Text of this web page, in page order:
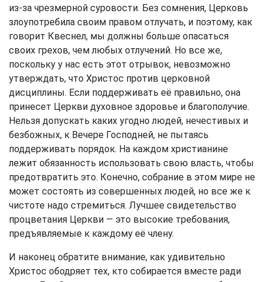
из-за чрезмерной суровости. Без сомнения, Церковь
злоупотребила своим правом отлучать, и поэтому, как
говорит Квеснел, мы должны больше опасаться
своих грехов, чем любых отлучений. Но все же,
поскольку у нас есть этот отрывок, невозможно
утверждать, что Христос против церковной
дисциплины. Если поддерживать её правильно, она
принесет Церкви духовное здоровье и благополучие.
Нельзя допускать каких угодно людей, нечестивых и
безбожных, к Вечере Господней, не пытаясь
поддерживать порядок. На каждом христианине
лежит обязанность использовать свою власть, чтобы
предотвратить это. Конечно, собрание в этом мире не
может состоять из совершенных людей, но все же к
чистоте надо стремиться. Лучшее свидетельство
процветания Церкви — это высокие требования,
предъявляемые к каждому её члену.
И наконец обратите внимание, как удивительно
Христос ободряет тех, кто собирается вместе ради